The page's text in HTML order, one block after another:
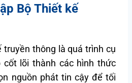
Bộ Thiết kế
thông là quá trình cụ
cốt lõi thành các hình thức
nguồn phát tin cậy để tối